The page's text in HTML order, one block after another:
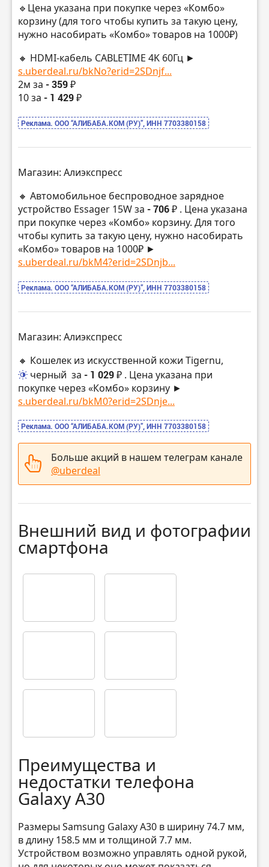
🔹Цена указана при покупке через «Комбо»
корзину (для того чтобы купить за такую цену,
нужно насобирать «Комбо» товаров на 1000₽)
🔸 HDMI-кабель CABLETIME 4K 60Гц ►
s.uberdeal.ru/bkNo?erid=2SDnjf...
2м за - 359 ₽
10 за - 1 429 ₽
Реклама. ООО “АЛИБАБА.КОМ (РУ)”, ИНН 7703380158
Магазин: Алиэкспресс
🔸 Автомобильное беспроводное зарядное
устройство Essager 15W за - 706 ₽ . Цена указана
при покупке через «Комбо» корзину. Для того
чтобы купить за такую цену, нужно насобирать
«Комбо» товаров на 1000₽ ►
s.uberdeal.ru/bkM4?erid=2SDnjb...
Реклама. ООО “АЛИБАБА.КОМ (РУ)”, ИНН 7703380158
Магазин: Алиэкспресс
🔸 Кошелек из искусственной кожи Tigernu,
черный за - 1 029 ₽ . Цена указана при
покупке через «Комбо» корзину ►
s.uberdeal.ru/bkM0?erid=2SDnje...
Реклама. ООО “АЛИБАБА.КОМ (РУ)”, ИНН 7703380158
Больше акций в нашем телеграм канале
@uberdeal
Внешний вид и фотографии
смартфона
Преимущества и
недостатки телефона
Galaxy A30
Размеры Samsung Galaxy A30 в ширину 74.7 мм,
в длину 158.5 мм и толщиной 7.7 мм.
Устройством возможно управлять одной рукой,